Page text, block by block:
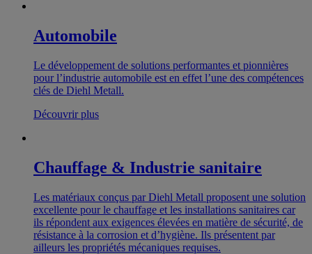
Automobile
Le développement de solutions performantes et pionnières
pour l’industrie automobile est en effet l’une des compétences
clés de Diehl Metall.
Découvrir plus
Chauffage & Industrie sanitaire
Les matériaux conçus par Diehl Metall proposent une solution
excellente pour le chauffage et les installations sanitaires car
ils répondent aux exigences élevées en matière de sécurité, de
résistance à la corrosion et d’hygiène. Ils présentent par
ailleurs les propriétés mécaniques requises.